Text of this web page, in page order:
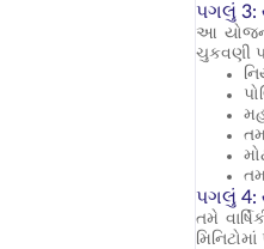
પગલું 3:
આ
ચુકવણી
પગલું 4:
તમે